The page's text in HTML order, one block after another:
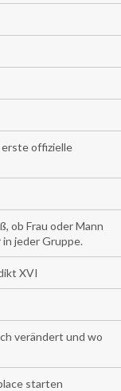
offizielle
ob Frau oder Mann
jeder Gruppe.
XVI
verändert und wo
starten